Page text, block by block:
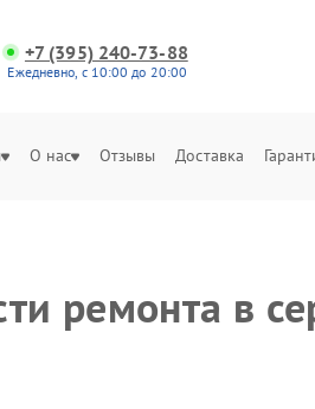
+7 (395) 240-73-88
Ежедневно, с 10:00 до 20:00
О нас Отзывы Доставка
ремонта в